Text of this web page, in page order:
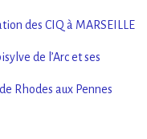
des CIQ à MARSEILLE
de l’Arc et ses
Rhodes aux Pennes